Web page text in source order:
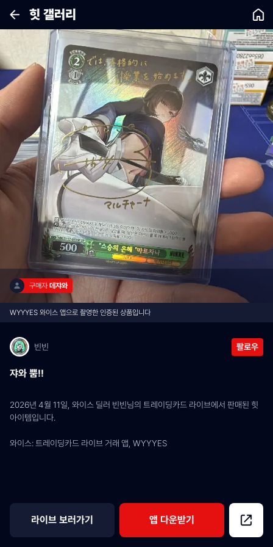
힛 갤러리
구매자 데쟈와
WYYYES 와이스 앱으로 촬영한 인증된 상품입니다
빈빈 팔로우
쟈와 뿜!!
2026년 4월 11일, 와이스 딜러 빈빈님의 트레이딩카드 라이브에서 판매된 힛
아이템입니다.
와이스: 트레이딩카드 라이브 거래 앱, WYYYES
라이브 보러가기 앱 다운받기